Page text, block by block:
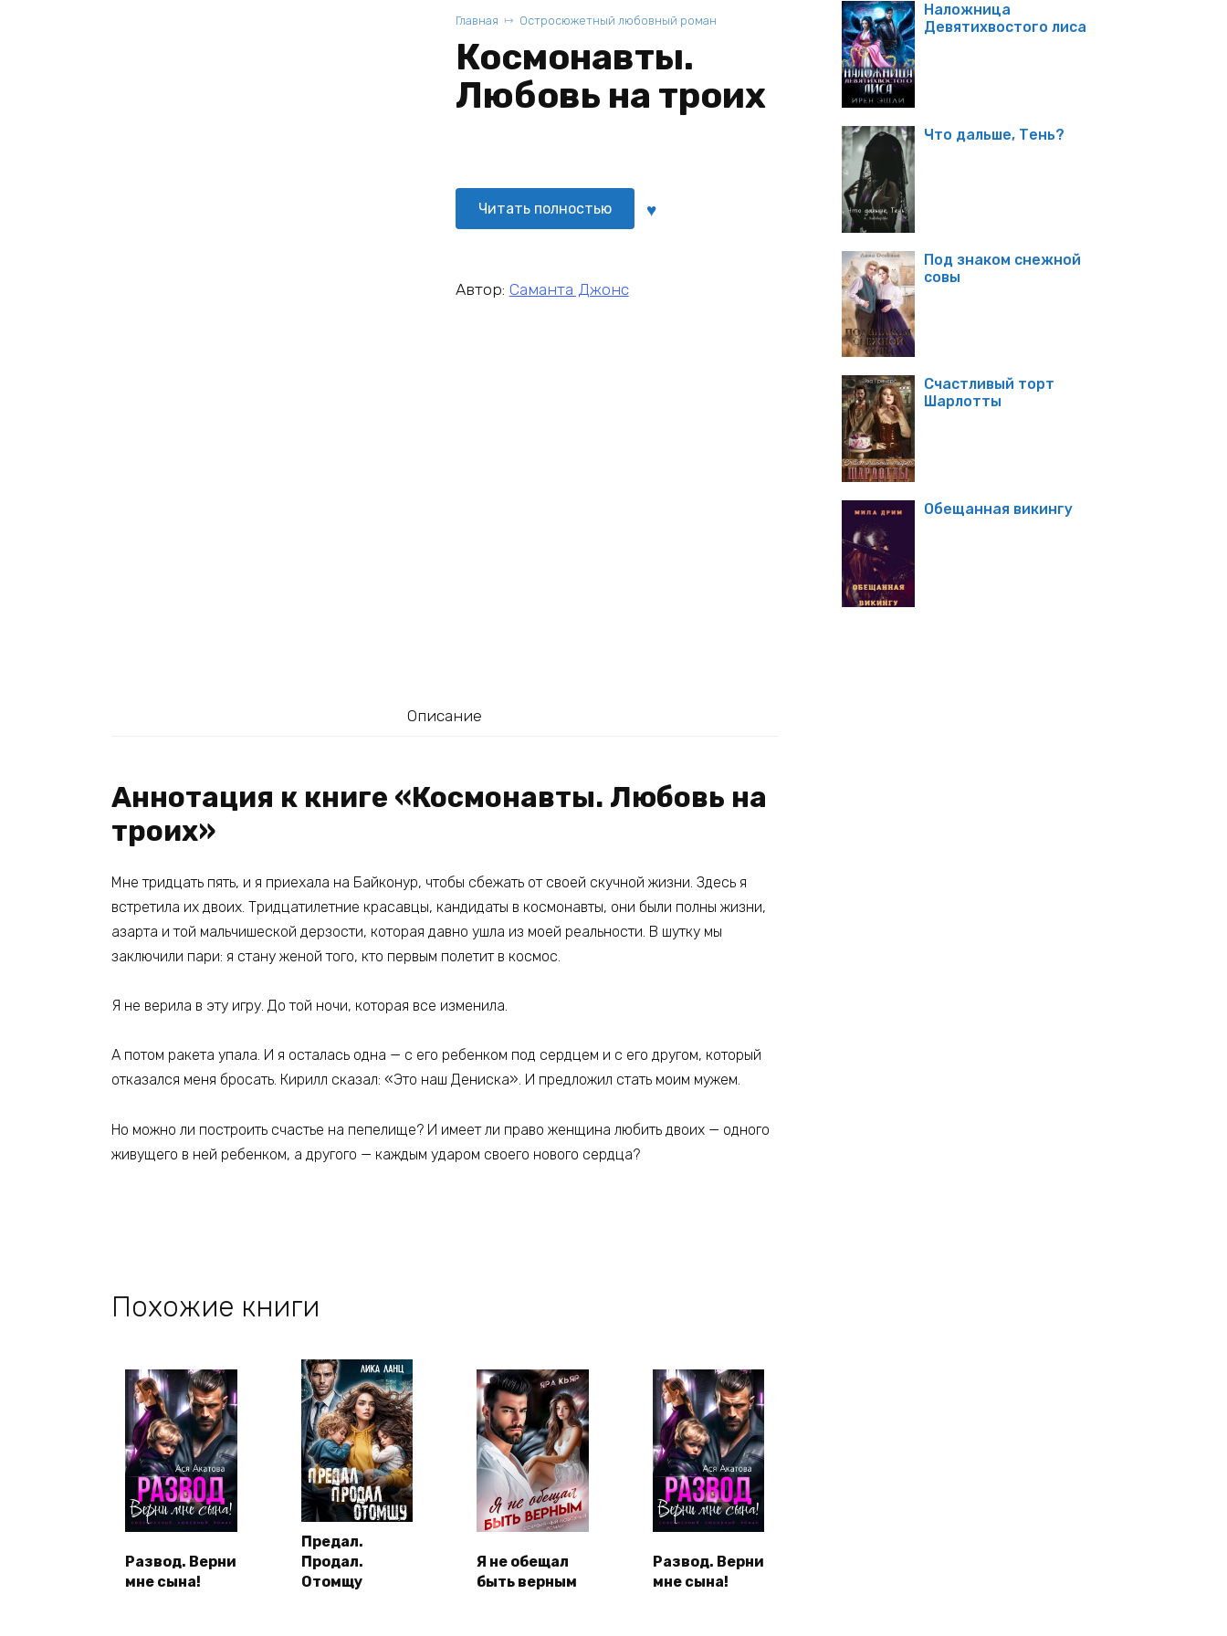
Главная Остросюжетный любовный роман
Космонавты.
Любовь на троих
Читать полностью
Автор: Саманта Джонс
Описание
Аннотация к книге «Космонавты. Любовь на
троих»
Мне тридцать пять, и я приехала на Байконур, чтобы сбежать от своей скучной жизни. Здесь я
встретила их двоих. Тридцатилетние красавцы, кандидаты в космонавты, они были полны жизни,
азарта и той мальчишеской дерзости, которая давно ушла из моей реальности. В шутку мы
заключили пари: я стану женой того, кто первым полетит в космос.
Я не верила в эту игру. До той ночи, которая все изменила.
А потом ракета упала. И я осталась одна — с его ребенком под сердцем и с его другом, который
отказался меня бросать. Кирилл сказал: «Это наш Дениска». И предложил стать моим мужем.
Но можно ли построить счастье на пепелище? И имеет ли право женщина любить двоих — одного
живущего в ней ребенком, а другого — каждым ударом своего нового сердца?
Похожие книги
Развод. Верни
мне сына!
Предал.
Продал.
Отомщу
Я не обещал
быть верным
Развод. Верни
мне сына!
Наложница
Девятихвостого лиса
Что дальше, Тень?
Под знаком снежной
совы
Счастливый торт
Шарлотты
Обещанная викингу